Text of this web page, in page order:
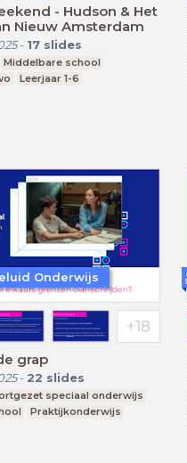
- Hudson & Het
Nieuw Amsterdam
- 17 slides
Middelbare school
Leerjaar 1-6
grap
- 22 slides
speciaal onderwijs
Praktijkonderwijs
Onderwijs